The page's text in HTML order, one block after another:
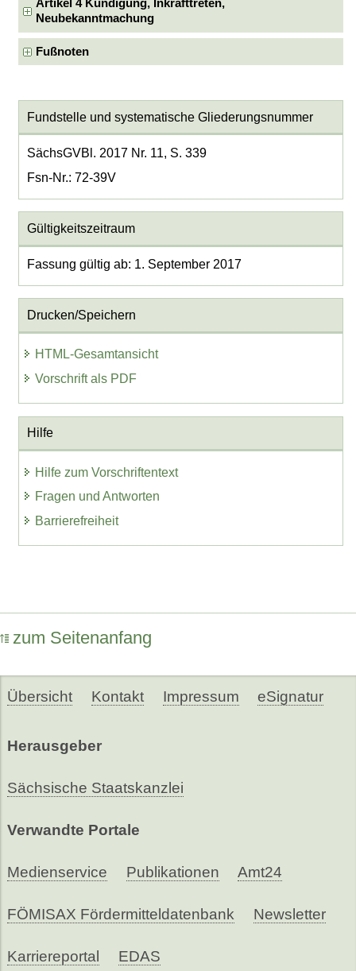
Artikel 4 Kündigung, Inkrafttreten,
Neubekanntmachung
Fußnoten
Fundstelle und systematische Gliederungsnummer
SächsGVBl. 2017 Nr. 11, S. 339
Fsn-Nr.: 72-39V
Gültigkeitszeitraum
Fassung gültig ab: 1. September 2017
Drucken/Speichern
HTML-Gesamtansicht
Vorschrift als PDF
Hilfe
Hilfe zum Vorschriftentext
Fragen und Antworten
Barrierefreiheit
zum Seitenanfang
Übersicht Kontakt Impressum eSignatur
Herausgeber
Sächsische Staatskanzlei
Verwandte Portale
Medienservice Publikationen Amt24
FÖMISAX Fördermitteldatenbank Newsletter
Karriereportal EDAS